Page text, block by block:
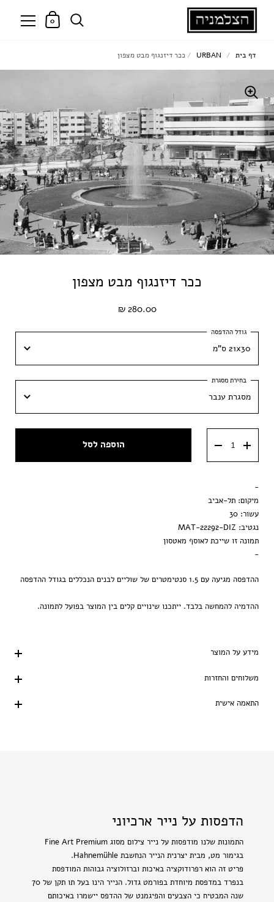
0
ככר דיזנגוף מבט מצפון
280.00 ₪
21x30 ס"מ
21x30 ס"מ
30x42 ס״מ
40x60 ס״מ
50x70 ס״מ
מסגרת ענבר
מסגרת וונגה
הדפסה בלבד
הוספה לסל
-
מיקום: תל-אביב
עשור: 30
נגטיב: MAT-22292-DIZ
תמונה זו שייכת לאוסף מאטסון
-
ההדפסה מגיעה עם 1.5 סנטימטרים של שוליים לבנים הנכללים בגודל ההדפסה
ההדמיה להמחשה בלבד. ייתכנו שינויים קלים בין המוצר בפועל לתמונה.
מידע על המוצר
משלוחים והחזרות
התאמה אישית
דף בית /
URBAN
/ ככר דיזנגוף מבט מצפון
הדפסות על נייר ארכיוני
התמונות שלנו מודפסות על נייר צילום מסוג Fine Art Premium
בגימור מט, מבית יצרנית הנייר הנחשבת Hahnemühle.
פריט זה הוא רפרודוקציה באיכות וברזולוציה גבוהות המודפסת
בנפרד במדפסת מיוחדת בפורמט גדול. הנייר הינו בעל תו תקן של 70
שנה המבטיח כי הצבעים והפיגמנט של ההדפס יישמרו באיכותם